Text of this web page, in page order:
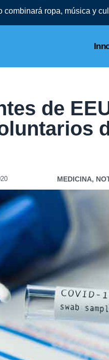
combinará ropa, música y
de
MEDICINA,